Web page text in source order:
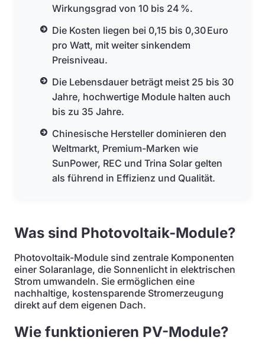
Wirkungsgrad von 10 bis 24 %.
Die Kosten liegen bei 0,15 bis 0,30 Euro
pro Watt, mit weiter sinkendem
Preisniveau.
Die Lebensdauer beträgt meist 25 bis 30
Jahre, hochwertige Module halten auch
bis zu 35 Jahre.
Chinesische Hersteller dominieren den
Weltmarkt, Premium-Marken wie
SunPower, REC und Trina Solar gelten
als führend in Effizienz und Qualität.
Was sind Photovoltaik-Module?
Photovoltaik-Module sind zentrale Komponenten
einer Solaranlage, die Sonnenlicht in elektrischen
Strom umwandeln. Sie ermöglichen eine
nachhaltige, kostensparende Stromerzeugung
direkt auf dem eigenen Dach.
Wie funktionieren PV-Module?